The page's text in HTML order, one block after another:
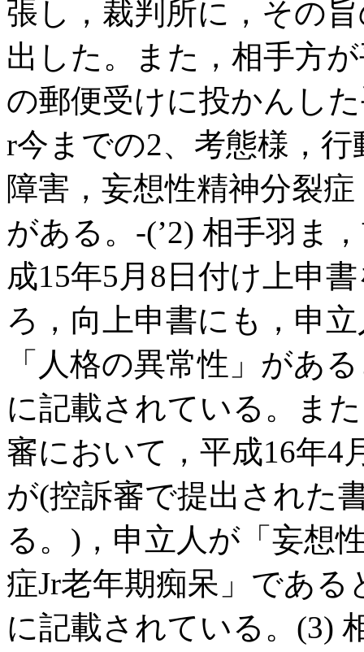
張し，裁判所に，その
出した。また，相手方
の郵便受けに投かんし
r今までの2、考態様，
障害，妄想性精神分裂
がある。-(’2) 相手羽ま
成15年5月8日付け上申
ろ，向上申書にも，申
「人格の異常性」があ
に記載されている。ま
審において，平成16年4
が(控訴審で提出された
る。)，申立人が「妄想
症Jr老年期痴呆」であ
に記載されている。(3)